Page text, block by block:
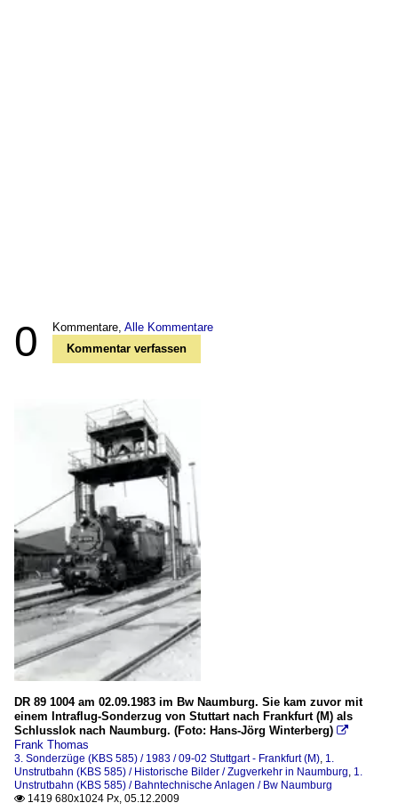
0 Kommentare, Alle Kommentare
Kommentar verfassen
DR 89 1004 am 02.09.1983 im Bw Naumburg. Sie kam zuvor mit
einem Intraflug-Sonderzug von Stuttart nach Frankfurt (M) als
Schlusslok nach Naumburg. (Foto: Hans-Jörg Winterberg) 
Frank Thomas
3. Sonderzüge (KBS 585) / 1983 / 09-02 Stuttgart - Frankfurt (M), 1.
Unstrutbahn (KBS 585) / Historische Bilder / Zugverkehr in Naumburg, 1.
Unstrutbahn (KBS 585) / Bahntechnische Anlagen / Bw Naumburg
 1419 680x1024 Px, 05.12.2009